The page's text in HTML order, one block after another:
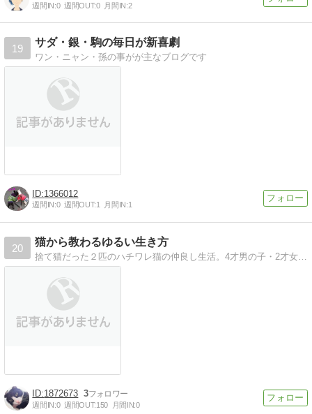
週間IN:0 週間OUT:0 月間IN:2
19
サダ・銀・駒の毎日が新喜劇
ワン・ニャン・孫の事がが主なブログです
1366012
週間IN:0 週間OUT:1 月間IN:1
20
猫から教わるゆるい生き方
捨て猫だった２匹のハチワレ猫の仲良し生活。4才男の子・2才女の子のこと、お花や景色・リフォームのことを書いています。時々ビーグル犬と黒猫も登場します。
1872673 3
週間IN:0 週間OUT:150 月間IN:0